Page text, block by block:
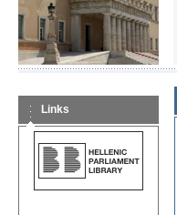
Links